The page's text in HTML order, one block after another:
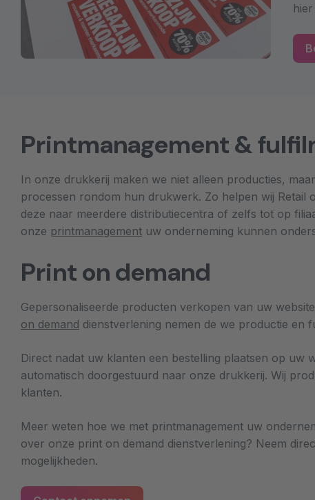
hier
Printmanagement &
In onze drukkerij maken we niet alleen producties,
processen rondom hun drukwerk. Zo helpen wij Retail
deze naar meerdere distributiecentra of zelfs tot op
onze printmanagement uw onderneming kunnen
Print on demand
Gepersonaliseerde producten verkopen van uw
on demand dienstverlening nemen de we productie en
Direct nadat uw klanten een bestelling plaatsen op
automatisch doorgestuurd naar onze drukkerij. Wij
klanten.
Meer weten hoe we met printmanagement uw
over onze print on demand dienstverlening? Neem
mogelijkheden.